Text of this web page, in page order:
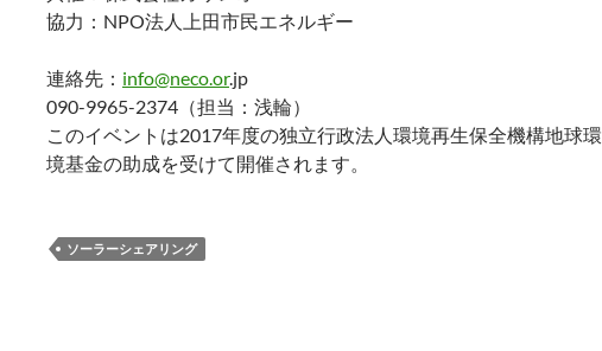
協力：NPO法人上田市民エネルギー
連絡先： info@neco.or.jp
090-9965-2374（担当：浅輪）
このイベントは2017年度の独立行政法人環境再生保全機構地球環
境基金の助成を受けて開催されます。
ソーラーシェアリング